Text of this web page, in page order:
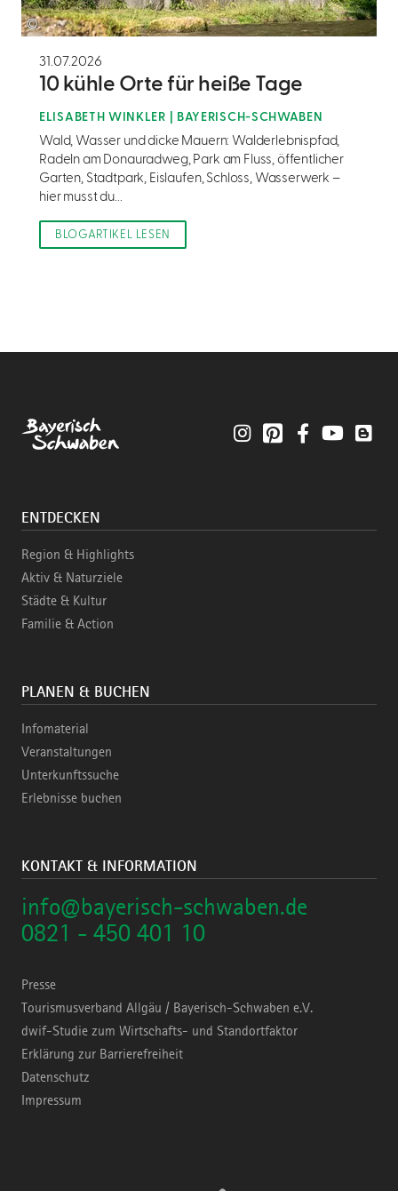
©
31.07.2026
10 kühle Orte für heiße Tage
ELISABETH WINKLER | BAYERISCH-SCHWABEN
Wald, Wasser und dicke Mauern: Walderlebnispfad,
Radeln am Donauradweg, Park am Fluss, öffentlicher
Garten, Stadtpark, Eislaufen, Schloss, Wasserwerk –
hier musst du...
BLOGARTIKEL LESEN
InstagramPinterestFacebookYouTube
ENTDECKEN
Region & Highlights
Aktiv & Naturziele
Städte & Kultur
Familie & Action
PLANEN & BUCHEN
Infomaterial
Veranstaltungen
Unterkunftssuche
Erlebnisse buchen
KONTAKT & INFORMATION
info@bayerisch-schwaben.de
0821 - 450 401 10
Presse
Tourismusverband Allgäu / Bayerisch-Schwaben e.V.
dwif-Studie zum Wirtschafts- und Standortfaktor
Erklärung zur Barrierefreiheit
Datenschutz
Impressum